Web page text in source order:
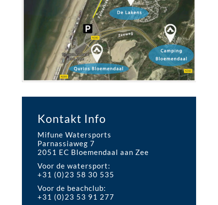
Kontakt Info
Mifune Watersports
Parnassiaweg 7
2051 EC Bloemendaal aan Zee
Voor de watersport:
+31 (0)23 58 30 535
Voor de beachclub:
+31 (0)23 53 91 277